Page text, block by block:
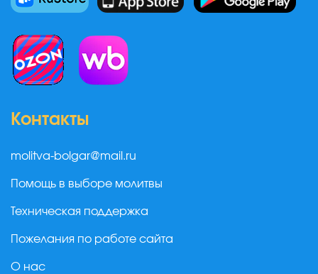
Контакты
molitva-bolgar@mail.ru
Помощь в выборе молитвы
Техническая поддержка
Пожелания по работе сайта
О нас